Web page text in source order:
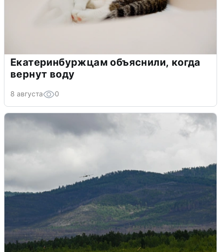
Екатеринбуржцам объяснили, когда
вернут воду
8 августа 0